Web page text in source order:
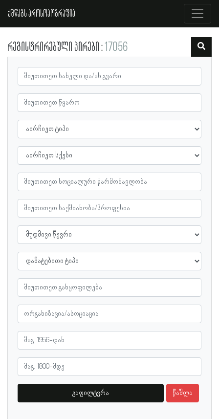
ქშწკგს პროსოპოგრაფია
რეგისტრირებული პირები 17056
გაფილტვრა წაშლა